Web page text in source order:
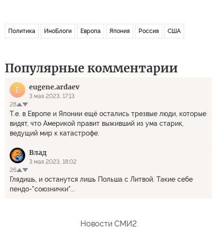
Политика ИноБлоги Европа Япония Россия США
Популярные комментарии
E eugene.ardaev
3 мая 2023, 17:13
28
Т.е. в Европе и Японии ещё остались трезвые люди, которые
видят, что Америкой правит выживший из ума старик,
ведущий мир к катастрофе.
Влад
3 мая 2023, 18:02
26
Глядишь, и останутся лишь Польша с Литвой. Такие себе
пендо-"союзнички"...
Новости СМИ2